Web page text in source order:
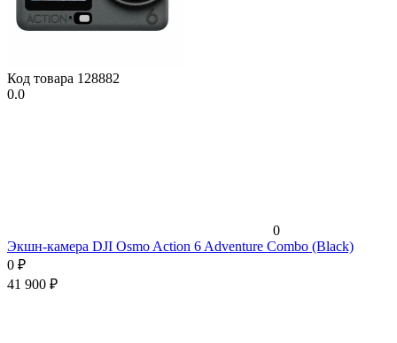
Код товара 128882
0.0
0
Экшн-камера DJI Osmo Action 6 Adventure Combo (Black)
0 ₽
41 900 ₽